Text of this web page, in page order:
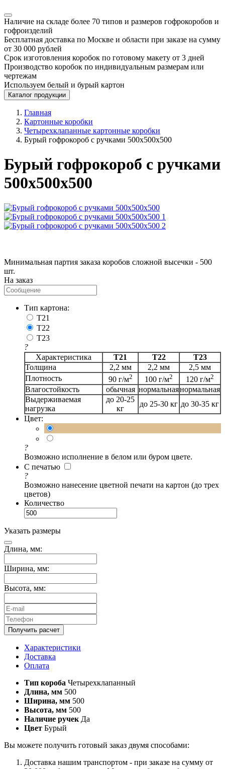
Наличие на складе более 70 типов и размеров гофрокоробов и
гофроизделий
Бесплатная доставка по Москве и области при заказе на сумму
от 30 000 рублей
Срок изготовления коробок по готовому макету от 3 дней
Производство коробок по индивидуальным размерам или
чертежам
Используем белый и бурый картон
Каталог продукции
Главная
Картонные коробки
Четырехклапанные картонные коробки
Бурый гофрокороб с ручками 500х500х500
Бурый гофрокороб с ручками
500х500х500
Минимальная партия заказа коробов сложной высечки - 500
шт.
На заказ
Тип картона:
T21
T22
T23
?
Характеристика
Т21 Т22
Т23
Толщина
2,2 мм 2,2 мм
2,5 мм
Плотность
90 г/м2 100 г/м2 120 г/м2
Влагостойкость обычная нормальнаянормальная
Выдерживаемая
нагрузка
до 20-25
кг
до 25-30 кг до 30-35 кг
Цвет:
?
Возможно исполнение в белом или буром цвете.
С печатью
?
Возможно нанесение цветной печати на картон (до трех
цветов)
Количество
Указать размеры
Длина, мм:
Ширина, мм:
Высота, мм:
Получить расчет
Характеристики
Доставка
Оплата
Тип короба Четырехклапанный
Длина, мм 500
Ширина, мм 500
Высота, мм 500
Наличие ручек Да
Цвет Бурый
Вы можете получить готовый заказ двумя способами:
Доставка нашим транспортом - при заказе на сумму от